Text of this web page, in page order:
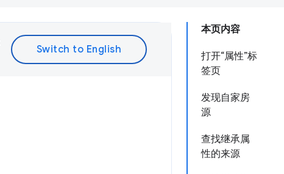
本页内容
打开“属性”标
签页
发现自家房
源
查找继承属
性的来源